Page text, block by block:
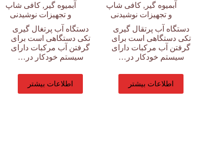
آبمیوه گیر ,کافی شاپ
و تجهیزات نوشیدنی
دستگاه آب پرتقال گیری
تکی دستگاهی است برای
گرفتن آب مرکبات دارای
سیستم خودکار در…
اطلاعات بیشتر
آبمیوه گیر ,کافی شاپ
و تجهیزات نوشیدنی
دستگاه آب پرتغال گیری
تکی دستگاهی است برای
گرفتن آب مرکبات دارای
سیستم خودکار در…
اطلاعات بیشتر